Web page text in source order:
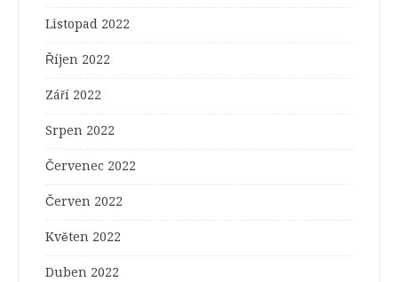
Listopad 2022
Říjen 2022
Září 2022
Srpen 2022
Červenec 2022
Červen 2022
Květen 2022
Duben 2022